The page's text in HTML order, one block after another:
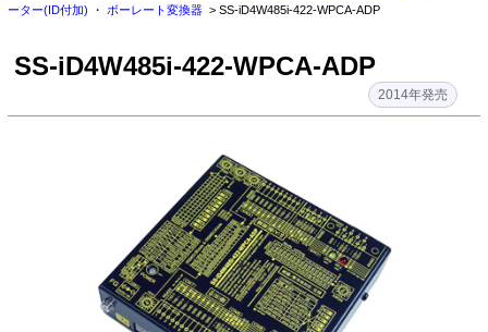
会社情報
お問い合わせ
ーター(ID付加) ・ ボーレート変換器> SS-iD4W485i-422-WPCA-ADP
SS-iD4W485i-422-WPCA-ADP
2014年発売